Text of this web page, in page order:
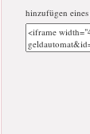
hinzufügen eines